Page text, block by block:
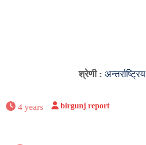
श्रेणी : अन्तर्राष्ट्रिय
4 years birgunj report